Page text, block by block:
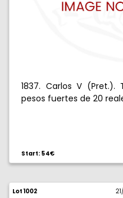
1837. Carlos V (Pret.).
pesos fuertes de 20
Start: 54€
Lot 1002